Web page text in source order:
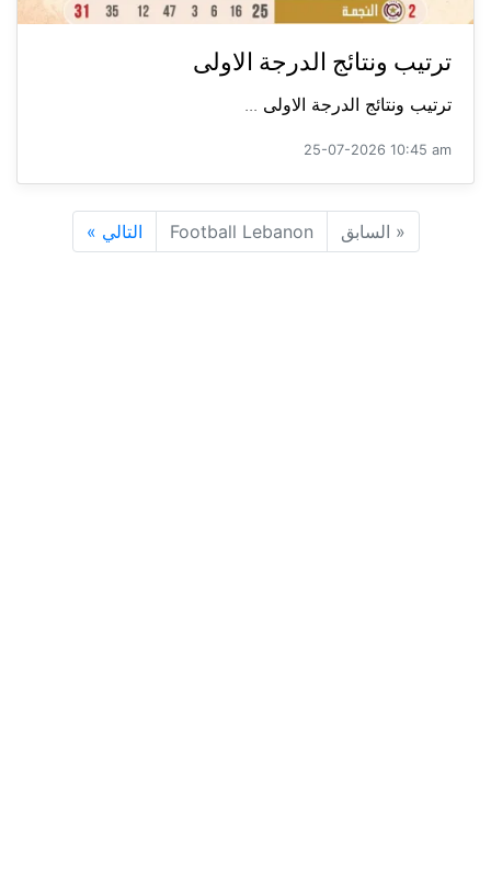
ترتيب ونتائج الدرجة الاولى
ترتيب ونتائج الدرجة الاولى ...
25-07-2026 10:45 am
« السابق Football Lebanon التالي »